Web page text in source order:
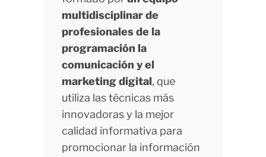
multidisciplinar de
profesionales de la
programación la
comunicación y el
marketing digital, que
utiliza las técnicas más
innovadoras y la mejor
calidad informativa para
promocionar la información